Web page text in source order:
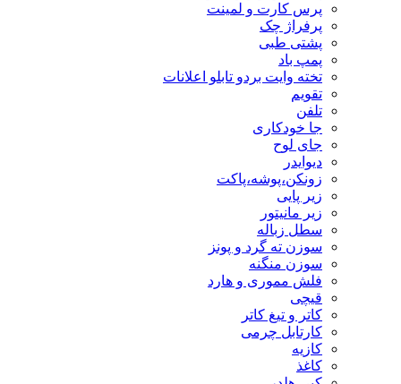
پرس کارت و لمینت
پرفراژ چک
پشتی طبی
پمپ باد
تخته وایت بردو تابلو اعلانات
تقویم
تلفن
جا خودکاری
جای لوح
دیوایدر
زونکن،پوشه،پاکت
زیر پایی
زیر مانیتور
سطل زباله
سوزن ته گرد و پونز
سوزن منگنه
فلش مموری و هارد
قیچی
کاتر و تیغ کاتر
کارتابل چرمی
کازیه
کاغذ